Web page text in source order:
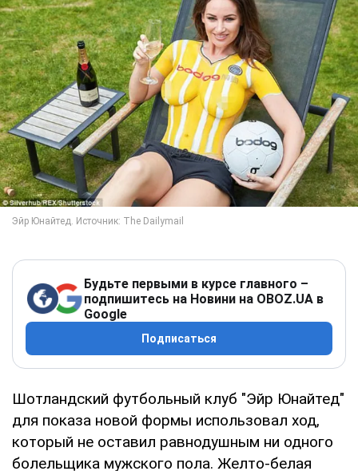
Будьте первыми в курсе главного –
подпишитесь на Новини на OBOZ.UA в
Google
Подписаться
Шотландский футбольный клуб "Эйр Юнайтед"
для показа новой формы использовал ход,
который не оставил равнодушным ни одного
болельщика мужского пола. Желто-белая